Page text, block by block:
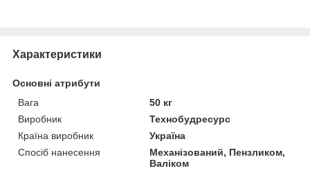
Характеристики
Основні атрибути
Вага
50 кг
Виробник
Технобудресурс
Країна виробник
Україна
Спосіб нанесення
Механізований, Пензликом,
Валіком